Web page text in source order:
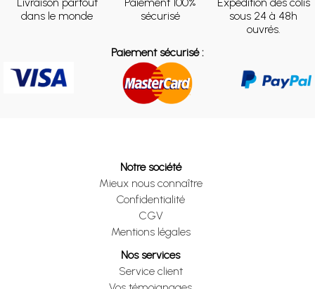
dans le monde
sécurisé
sous 24 à 48h
ouvrés.
Paiement sécurisé :
Notre société
Mieux nous connaître
Confidentialité
CGV
Mentions légales
Nos services
Service client